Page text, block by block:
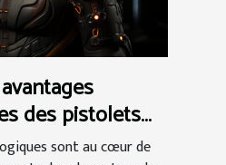
des pistolets
sont au cœur de